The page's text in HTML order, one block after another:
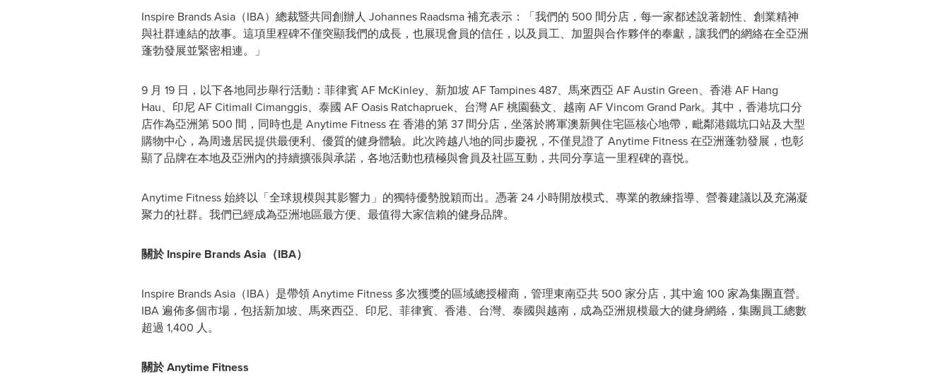
Inspire Brands Asia（IBA）總裁暨共同創辦⼈ Johannes Raadsma 補充表⽰：「我們的 500 間分店，每⼀家都述說著韌性、創業精神
與社群連結的故事。這項⾥程碑不僅突顯我們的成長，也展現會員的信任，以及員⼯、加盟與合作夥伴的奉獻，讓我們的網絡在全亞洲
蓬勃發展並緊密相連。」
9 ⽉ 19 ⽇，以下各地同步舉⾏活動：菲律賓 AF McKinley、新加坡 AF Tampines 487、⾺來⻄亞 AF Austin Green、香港 AF Hang
Hau、印尼 AF Citimall Cimanggis、泰國 AF Oasis Ratchapruek、台灣 AF 桃園藝⽂、越南 AF Vincom Grand Park。其中，香港坑⼝分
店作為亞洲第 500 間，同時也是 Anytime Fitness 在 香港的第 37 間分店，坐落於將軍澳新興住宅區核⼼地帶，毗鄰港鐵坑⼝站及⼤型
購物中⼼，為周邊居⺠提供最便利、優質的健⾝體驗。此次跨越八地的同步慶祝，不僅⾒證了 Anytime Fitness 在亞洲蓬勃發展，也彰
顯了品牌在本地及亞洲內的持續擴張與承諾，各地活動也積極與會員及社區互動，共同分享這⼀⾥程碑的喜悦。
Anytime Fitness 始終以「全球規模與其影響⼒」的獨特優勢脫穎⽽出。憑著 24 ⼩時開放模式、專業的教練指導、營養建議以及充滿凝
聚⼒的社群。我們已經成為亞洲地區最⽅便、最值得⼤家信賴的健⾝品牌。
關於 Inspire Brands Asia（IBA）
Inspire Brands Asia（IBA）是帶領 Anytime Fitness 多次獲獎的區域總授權商，管理東南亞共 500 家分店，其中逾 100 家為集團直營。
IBA 遍佈多個市場，包括新加坡、⾺來⻄亞、印尼、菲律賓、香港、台灣、泰國與越南，成為亞洲規模最⼤的健⾝網絡，集團員⼯總數
超過 1,400 ⼈。
關於 Anytime Fitness